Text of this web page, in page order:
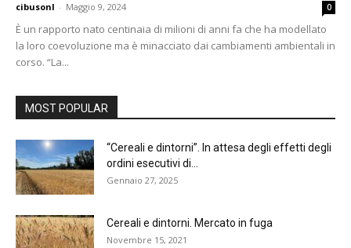
cibusonl - Maggio 9, 2024 0
È un rapporto nato centinaia di milioni di anni fa che ha modellato
la loro coevoluzione ma è minacciato dai cambiamenti ambientali in
corso. “La...
MOST POPULAR
“Cereali e dintorni”. In attesa degli effetti degli
ordini esecutivi di...
Gennaio 27, 2025
Cereali e dintorni. Mercato in fuga
Novembre 15, 2021